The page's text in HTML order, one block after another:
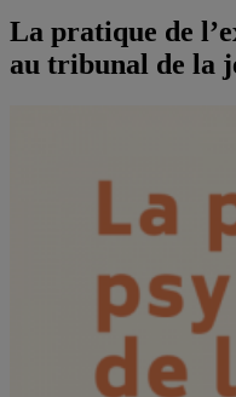
La pratique de
au tribunal de la